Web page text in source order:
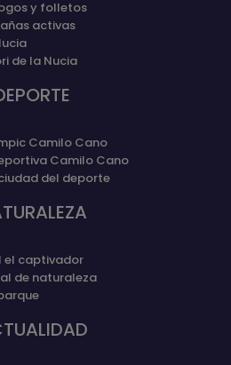
y folletos
activas
de la Nucia
Camilo Cano
Camilo Cano
del deporte
el captivador
de naturaleza